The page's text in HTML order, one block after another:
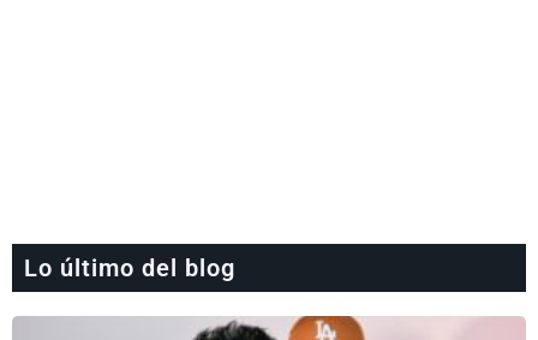
Lo último del blog